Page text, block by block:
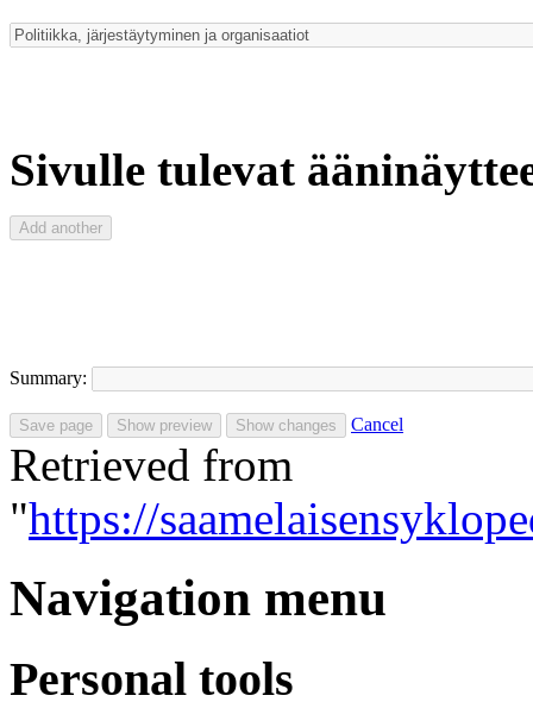
Sivulle tulevat
Summary:
Cancel
Retrieved from
"https://
Navigation menu
Personal tools